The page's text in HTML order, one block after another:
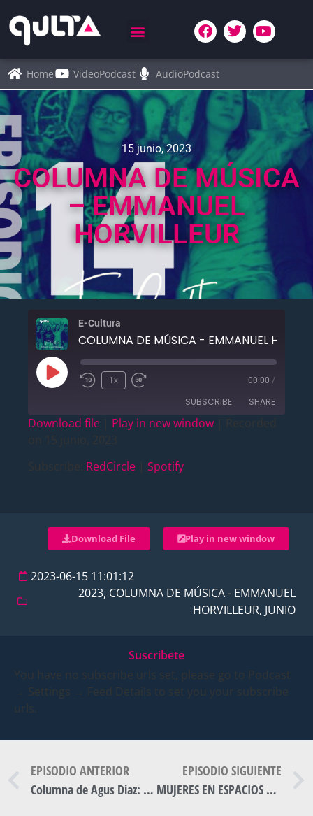
Home VideoPodcast AudioPodcast
15 junio, 2023
COLUMNA DE MÚSICA
– EMMANUEL
HORVILLEUR
E-Cultura
1x 00:00 /
SUBSCRIBE SHARE
Download file Play in new window
RedCircle Spotify
Download File Play in new window
2023-06-15 11:01:12
2023, COLUMNA DE MÚSICA - EMMANUEL
HORVILLEUR, JUNIO
Suscribete
You have no subscribe urls set, please go to Podcast
→ Settings → Feed Details to set you your subscribe
urls.
EPISODIO ANTERIOR
Columna de Agus Diaz: Día Internacional de la Lucha contra la Violencia hacia las Mujeres
EPISODIO SIGUIENTE
MUJERES EN ESPACIOS DE PODER – ECULTURA